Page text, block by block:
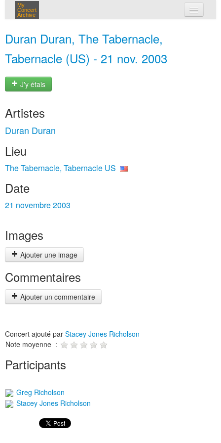
My
Concert
Archive
Duran Duran, The Tabernacle,
Tabernacle (US) - 21 nov. 2003
J'y étais
Artistes
Duran Duran
Lieu
The Tabernacle, Tabernacle US
Date
21 novembre 2003
Images
Ajouter une image
Commentaires
Ajouter un commentaire
Concert ajouté par Stacey Jones Richolson
Note moyenne :
Participants
Greg Richolson
Stacey Jones Richolson